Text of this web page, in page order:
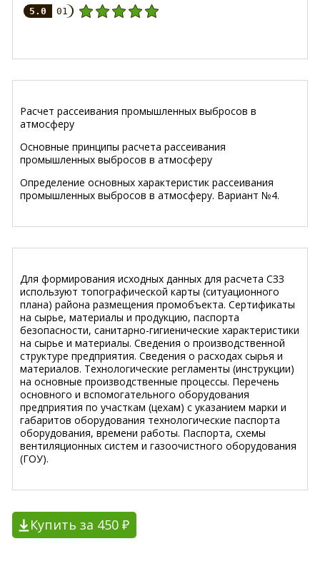
5.0 01
Расчет рассеивания промышленных выбросов в
атмосферу
Основные принципы расчета рассеивания
промышленных выбросов в атмосферу
Определение основных характеристик рассеивания
промышленных выбросов в атмосферу. Вариант №4.
Для формирования исходных данных для расчета СЗЗ
используют топографической карты (ситуационного
плана) района размещения промобъекта. Сертификаты
на сырье, материалы и продукцию, паспорта
безопасности, санитарно-гигиенические характеристики
на сырье и материалы. Сведения о производственной
структуре предприятия. Сведения о расходах сырья и
материалов. Технологические регламенты (инструкции)
на основные производственные процессы. Перечень
основного и вспомогательного оборудования
предприятия по участкам (цехам) с указанием марки и
габаритов оборудования технологические паспорта
оборудования, времени работы. Паспорта, схемы
вентиляционных систем и газоочистного оборудования
(ГОУ).
Купить за 450 ₽